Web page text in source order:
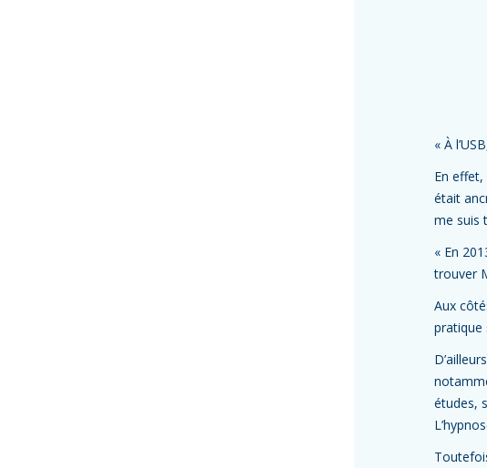
« À
En
était
me suis
« En
trouver
Aux
pratique
études,